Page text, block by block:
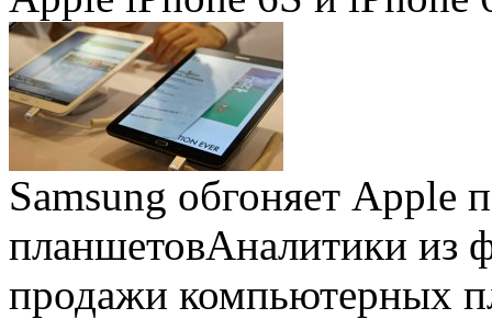
Samsung обгоняет Apple
планшетовАналитики из
продажи компьютерных